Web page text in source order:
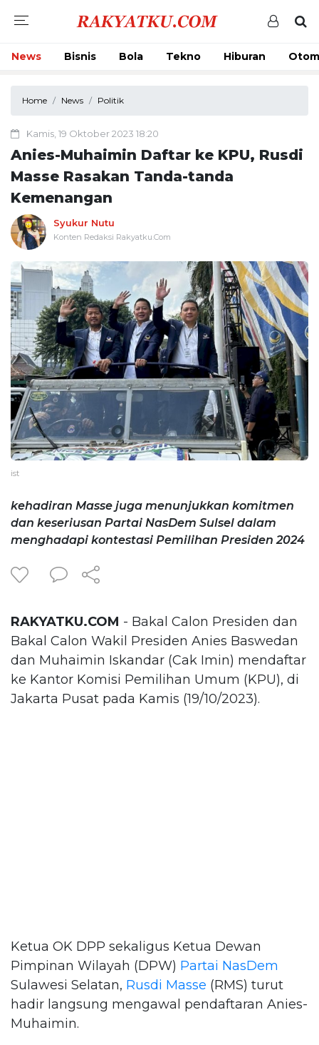
News Bisnis Bola Tekno Hiburan
Home News Politik
Kamis, 19 Oktober 2023 18:20
Anies-Muhaimin Daftar ke KPU, Rusdi
Masse Rasakan Tanda-tanda
Kemenangan
Syukur Nutu
Konten Redaksi Rakyatku.Com
ist
kehadiran Masse juga menunjukkan komitmen
dan keseriusan Partai NasDem Sulsel dalam
menghadapi kontestasi Pemilihan Presiden 2024
RAKYATKU.COM - Bakal Calon Presiden dan
Bakal Calon Wakil Presiden Anies Baswedan
dan Muhaimin Iskandar (Cak Imin) mendaftar
ke Kantor Komisi Pemilihan Umum (KPU), di
Jakarta Pusat pada Kamis (19/10/2023).
Ketua OK DPP sekaligus Ketua Dewan
Pimpinan Wilayah (DPW) Partai NasDem
Sulawesi Selatan, Rusdi Masse (RMS) turut
hadir langsung mengawal pendaftaran Anies-
Muhaimin.